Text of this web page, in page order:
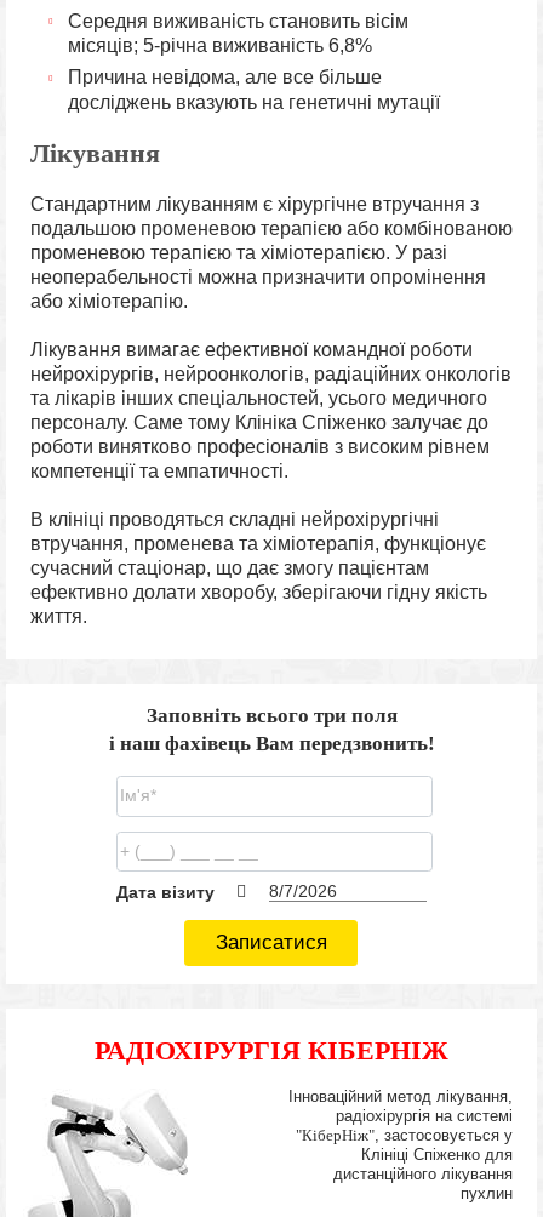
Середня виживаність становить вісім
місяців; 5-річна виживаність 6,8%
Причина невідома, але все більше
досліджень вказують на генетичні мутації
Лікування
Стандартним лікуванням є хірургічне втручання з
подальшою променевою терапією або комбінованою
променевою терапією та хіміотерапією. У разі
неоперабельності можна призначити опромінення
або хіміотерапію.
Лікування вимагає ефективної командної роботи
нейрохірургів, нейроонкологів, радіаційних онкологів
та лікарів інших спеціальностей, усього медичного
персоналу. Саме тому Клініка Спіженко залучає до
роботи винятково професіоналів з високим рівнем
компетенції та емпатичності.
В клініці проводяться складні нейрохірургічні
втручання, променева та хіміотерапія, функціонує
сучасний стаціонар, що дає змогу пацієнтам
ефективно долати хворобу, зберігаючи гідну якість
життя.
Заповніть всього три поля
і наш фахівець Вам передзвонить!
Дата візиту
Записатися
РАДІОХІРУРГІЯ КІБЕРНІЖ
Інноваційний метод лікування,
радіохірургія на системі
"КіберНіж" , застосовується у
Клініці Спіженко для
дистанційного лікування
пухлин